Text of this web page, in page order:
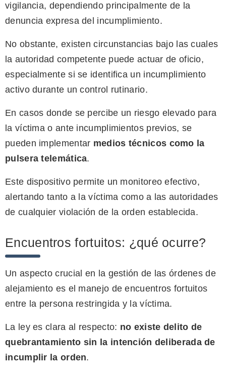
vigilancia, dependiendo principalmente de la
denuncia expresa del incumplimiento.
No obstante, existen circunstancias bajo las cuales
la autoridad competente puede actuar de oficio,
especialmente si se identifica un incumplimiento
activo durante un control rutinario.
En casos donde se percibe un riesgo elevado para
la víctima o ante incumplimientos previos, se
pueden implementar medios técnicos como la
pulsera telemática.
Este dispositivo permite un monitoreo efectivo,
alertando tanto a la víctima como a las autoridades
de cualquier violación de la orden establecida.
Encuentros fortuitos: ¿qué ocurre?
Un aspecto crucial en la gestión de las órdenes de
alejamiento es el manejo de encuentros fortuitos
entre la persona restringida y la víctima.
La ley es clara al respecto: no existe delito de
quebrantamiento sin la intención deliberada de
incumplir la orden.